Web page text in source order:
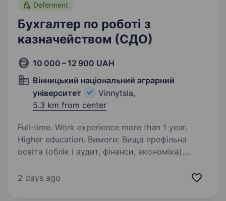
Deferment
Бухгалтер по роботі з
казначейством (СДО)
10 000 – 12 900 UAH
Вінницький національний аграрний
університет
Vinnytsia,
5.3 km from center
Full-time. Work experience more than 1 year.
Higher education. Вимоги: Вища профільна
освіта (облік і аудит, фінанси, економіка).
установі (досвід роботи з казначейством є
2 days ago